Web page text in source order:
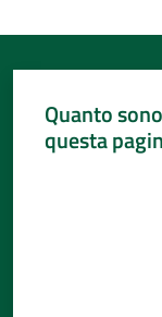
Quanto
questa